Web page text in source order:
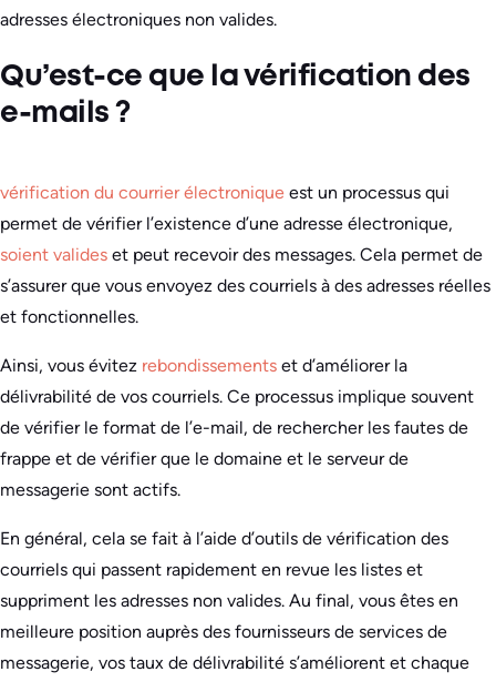
adresses électroniques non valides.
Qu’est-ce que la vérification des
e-mails ?
vérification du courrier électronique est un processus qui
permet de vérifier l’existence d’une adresse électronique,
soient valides et peut recevoir des messages. Cela permet de
s’assurer que vous envoyez des courriels à des adresses réelles
et fonctionnelles.
Ainsi, vous évitez rebondissements et d’améliorer la
délivrabilité de vos courriels. Ce processus implique souvent
de vérifier le format de l’e-mail, de rechercher les fautes de
frappe et de vérifier que le domaine et le serveur de
messagerie sont actifs.
En général, cela se fait à l’aide d’outils de vérification des
courriels qui passent rapidement en revue les listes et
suppriment les adresses non valides. Au final, vous êtes en
meilleure position auprès des fournisseurs de services de
messagerie, vos taux de délivrabilité s’améliorent et chaque